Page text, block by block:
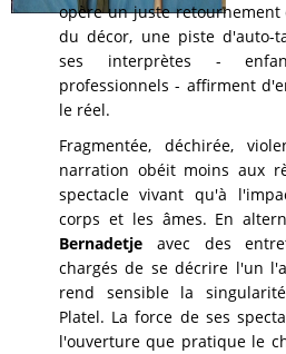
opère un juste retournement
du décor, une piste d'auto-
ses interprètes -
professionnels - affirment
le réel.
Fragmentée, déchirée,
narration obéit moins aux
spectacle vivant qu'à
corps et les âmes. En
Bernadetjeavec des
chargés de se décrire l'un
rend sensible la
Platel. La force de ses
l'ouverture que pratique le